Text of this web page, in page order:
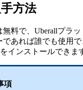
方法
料で、Uberallプラ
あれば誰でも使用で
インストールできま
項